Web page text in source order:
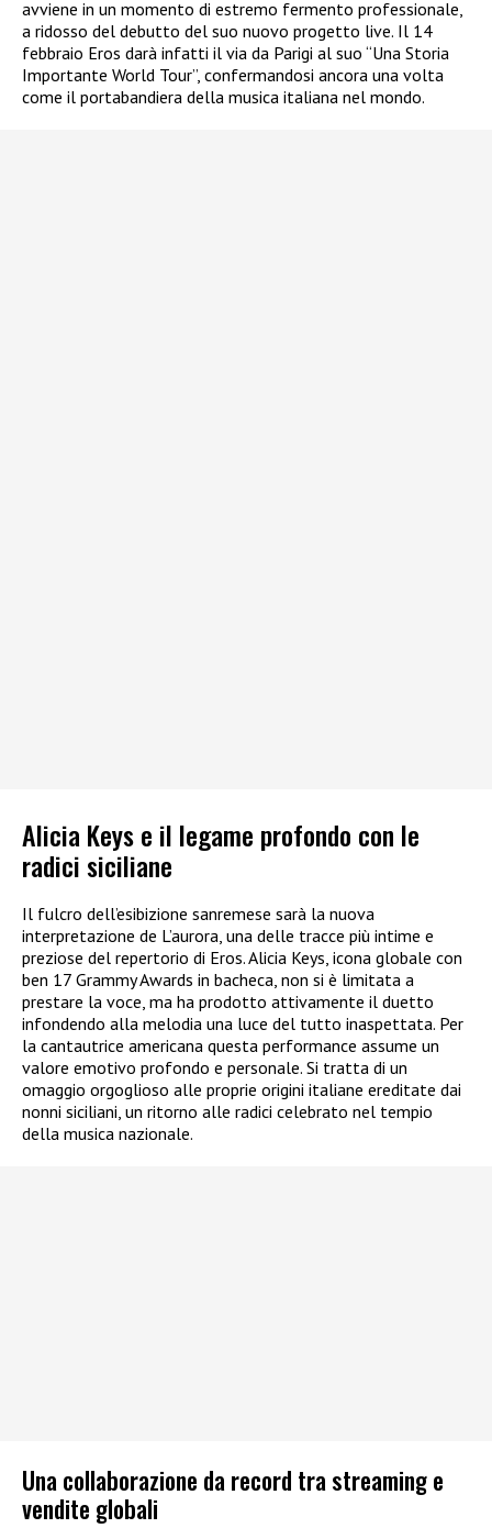
avviene in un momento di estremo fermento professionale,
a ridosso del debutto del suo nuovo progetto live. Il 14
febbraio Eros darà infatti il via da Parigi al suo “Una Storia
Importante World Tour”, confermandosi ancora una volta
come il portabandiera della musica italiana nel mondo.
Alicia Keys e il legame profondo con le
radici siciliane
Il fulcro dell’esibizione sanremese sarà la nuova
interpretazione de L’aurora, una delle tracce più intime e
preziose del repertorio di Eros. Alicia Keys, icona globale con
ben 17 Grammy Awards in bacheca, non si è limitata a
prestare la voce, ma ha prodotto attivamente il duetto
infondendo alla melodia una luce del tutto inaspettata. Per
la cantautrice americana questa performance assume un
valore emotivo profondo e personale. Si tratta di un
omaggio orgoglioso alle proprie origini italiane ereditate dai
nonni siciliani, un ritorno alle radici celebrato nel tempio
della musica nazionale.
Una collaborazione da record tra streaming e
vendite globali